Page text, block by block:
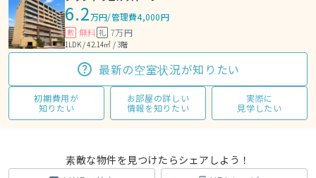
6.2万円/管理費4,000円
敷 無料 礼 7万円
1LDK / 42.14㎡ / 3階
最新の空室状況が知りたい
初期費用が
知りたい
お部屋の詳しい
情報を知りたい
実際に
見学したい
素敵な物件を見つけたらシェアしよう！